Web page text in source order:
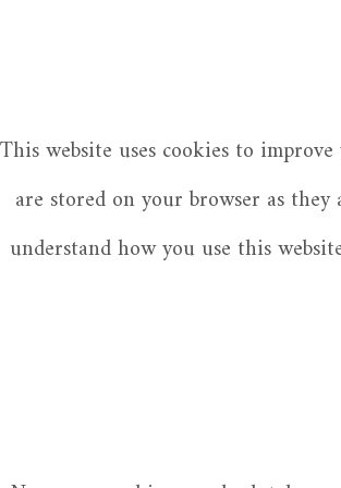
This website uses cookies to
are stored on your browser as
understand how you use this